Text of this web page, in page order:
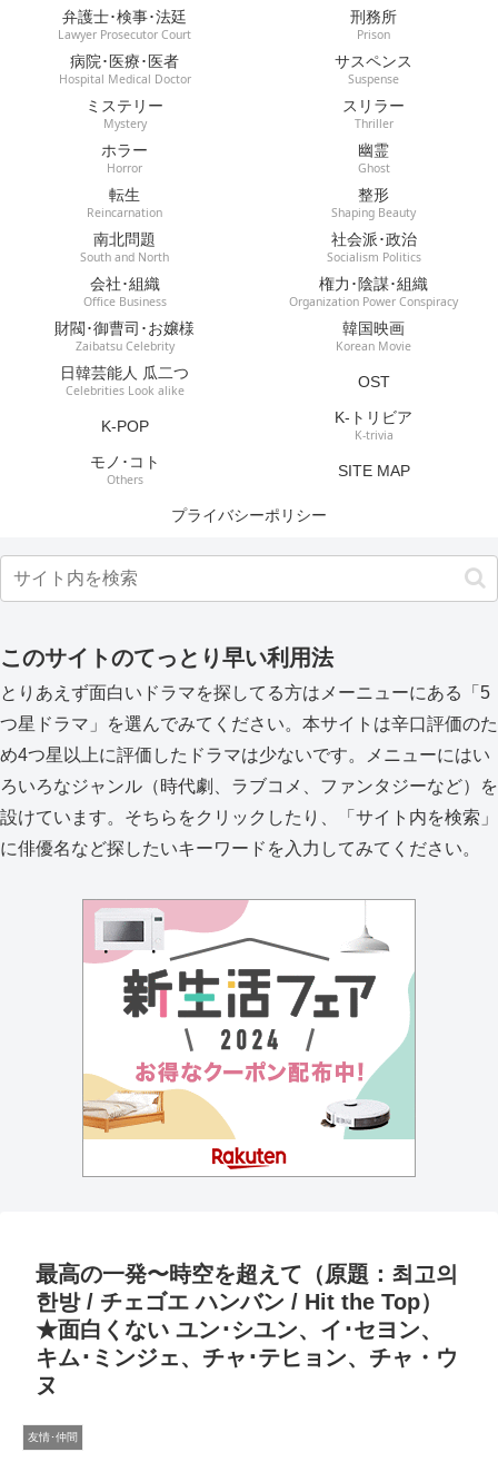
弁護士･検事･法廷
Lawyer Prosecutor Court
刑務所
Prison
病院･医療･医者
Hospital Medical Doctor
サスペンス
Suspense
ミステリー
Mystery
スリラー
Thriller
ホラー
Horror
幽霊
Ghost
転生
Reincarnation
整形
Shaping Beauty
南北問題
South and North
社会派･政治
Socialism Politics
会社･組織
Office Business
権力･陰謀･組織
Organization Power Conspiracy
財閥･御曹司･お嬢様
Zaibatsu Celebrity
韓国映画
Korean Movie
日韓芸能人 瓜二つ
Celebrities Look alike OST
K-POP K-トリビア
K-trivia
モノ･コト
Others SITE MAP
プライバシーポリシー
このサイトのてっとり早い利用法
とりあえず面白いドラマを探してる方はメーニューにある「5
つ星ドラマ」を選んでみてください。本サイトは辛口評価のた
め4つ星以上に評価したドラマは少ないです。メニューにはい
ろいろなジャンル（時代劇、ラブコメ、ファンタジーなど）を
設けています。そちらをクリックしたり、「サイト内を検索」
に俳優名など探したいキーワードを入力してみてください。
最高の一発〜時空を超えて（原題：최고의
한방 / チェゴエ ハンバン / Hit the Top）
★面白くない ユン･シユン、イ･セヨン、
キム･ミンジェ、チャ･テヒョン、チャ・ウ
ヌ
友情･仲間